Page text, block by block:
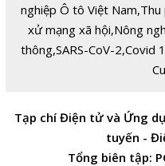
nghiệp Ô tô Việt Nam,Thu
xử mạng xã hội,Nông
thông,SARS-CoV-2,Covid
Tạp chí Điện tử và Ứng
tuyến -
Tổng biên tập: